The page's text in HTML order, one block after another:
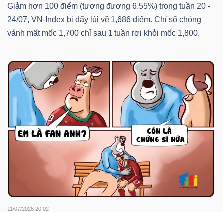
Giảm hơn 100 điểm (tương đương 6.55%) trong tuần 20 -
24/07, VN-Index bị đẩy lùi về 1,686 điểm. Chỉ số chóng
vánh mất mốc 1,700 chỉ sau 1 tuần rơi khỏi mốc 1,800.
11/07/2026 20:02
PHIẾU